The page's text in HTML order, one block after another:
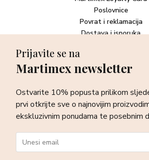
Poslovnice
Povrat i reklamacija
Dostava i isporuka
Newsletter
sve o najnovijim proizvodima, akcijskim i
ponudama te posebnim događanjima.
Prijavite se na
Martimex newsletter
Ostvarite 10% popusta prilikom
prvi otkrijte sve o najnovijim
ekskluzivnim ponudama te posebnim